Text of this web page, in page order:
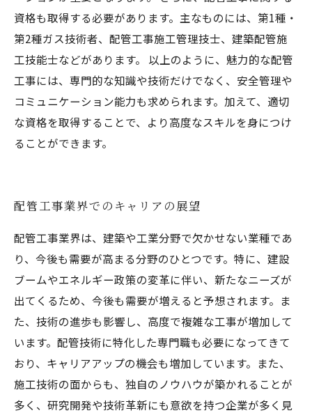
資格も取得する必要があります。主なものには、第1種・
第2種ガス技術者、配管工事施工管理技士、建築配管施
工技能士などがあります。 以上のように、魅力的な配管
工事には、専門的な知識や技術だけでなく、安全管理や
コミュニケーション能力も求められます。加えて、適切
な資格を取得することで、より高度なスキルを身につけ
ることができます。
配管工事業界でのキャリアの展望
配管工事業界は、建築や工業分野で欠かせない業種であ
り、今後も需要が高まる分野のひとつです。特に、建設
ブームやエネルギー政策の変革に伴い、新たなニーズが
出てくるため、今後も需要が増えると予想されます。ま
た、技術の進歩も影響し、高度で複雑な工事が増加して
います。配管技術に特化した専門職も必要になってきて
おり、キャリアアップの機会も増加しています。また、
施工技術の面からも、独自のノウハウが築かれることが
多く、研究開発や技術革新にも意欲を持つ企業が多く見